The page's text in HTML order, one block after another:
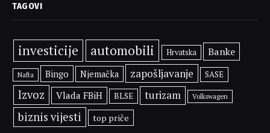
TAGOVI
investicije automobili Hrvatska Banke
Nafta Bingo Njemačka zapošljavanje SASE
Izvoz Vlada FBiH BLSE turizam Volkswagen
biznis vijesti top priče